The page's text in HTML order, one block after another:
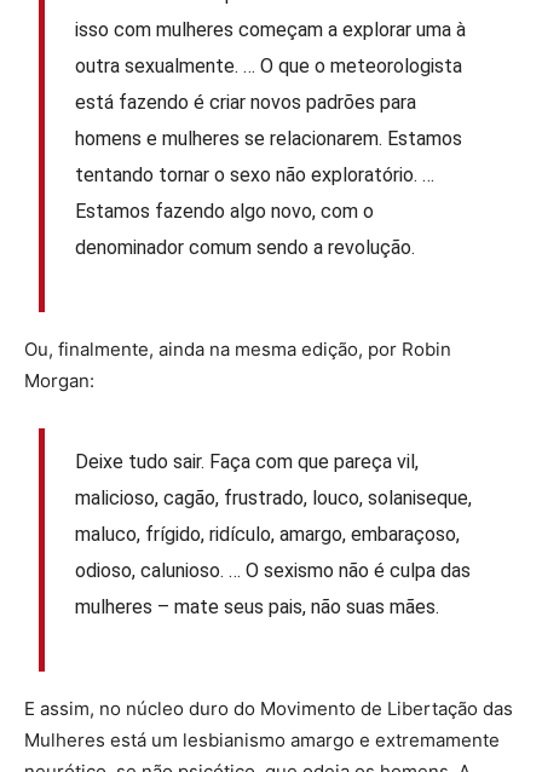
isso com mulheres começam a explorar uma à
outra sexualmente. … O que o meteorologista
está fazendo é criar novos padrões para
homens e mulheres se relacionarem. Estamos
tentando tornar o sexo não exploratório. …
Estamos fazendo algo novo, com o
denominador comum sendo a revolução.
Ou, finalmente, ainda na mesma edição, por Robin
Morgan:
Deixe tudo sair. Faça com que pareça vil,
malicioso, cagão, frustrado, louco, solaniseque,
maluco, frígido, ridículo, amargo, embaraçoso,
odioso, calunioso. … O sexismo não é culpa das
mulheres – mate seus pais, não suas mães.
E assim, no núcleo duro do Movimento de Libertação das
Mulheres está um lesbianismo amargo e extremamente